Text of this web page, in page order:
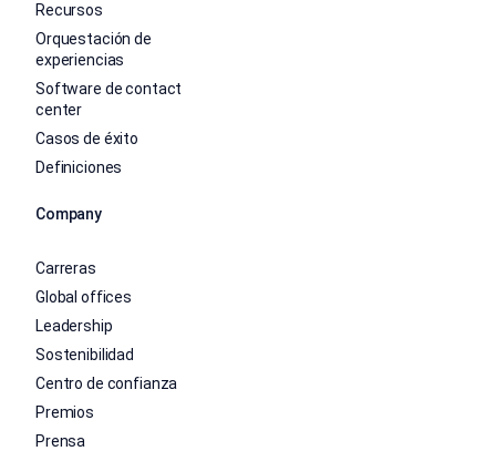
Recursos
Orquestación de
experiencias
Software de contact
center
Casos de éxito
Definiciones
Company
Carreras
Global offices
Leadership
Sostenibilidad
Centro de confianza
Premios
Prensa